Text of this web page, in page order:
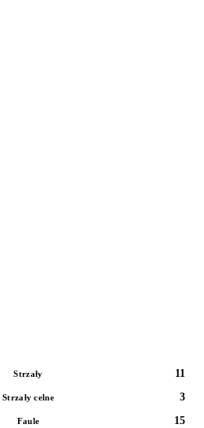
Strzały
11
Strzały celne
3
Faule
15